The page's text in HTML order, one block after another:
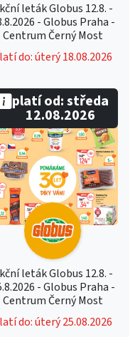
leták Globus 12.8. -
- Globus Praha -
Centrum Černý Most
do: úterý 18.08.2026
leták Globus 12.8. -
- Globus Praha -
Centrum Černý Most
do: úterý 25.08.2026
platí od: středa
12.08.2026